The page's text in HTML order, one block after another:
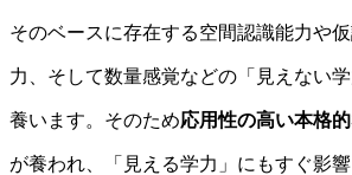
そのベースに存在する空間認識能力や
力、そして数量感覚などの「見えない
養います。そのため応用性の高い本格
が養われ、「見える学力」にもすぐ影響